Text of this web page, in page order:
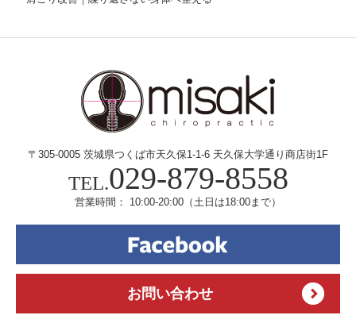
〒305-0005 茨城県つくば市天久保1-1-6 天久保大学通り商店街1F
TEL.029-879-8558
営業時間： 10:00-20:00 （土日は18:00まで）
お問い合わせ